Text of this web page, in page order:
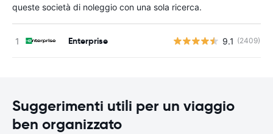
queste società di noleggio con una sola ricerca.
Enterprise 9.1 (2409)
Suggerimenti utili per un viaggio
ben organizzato